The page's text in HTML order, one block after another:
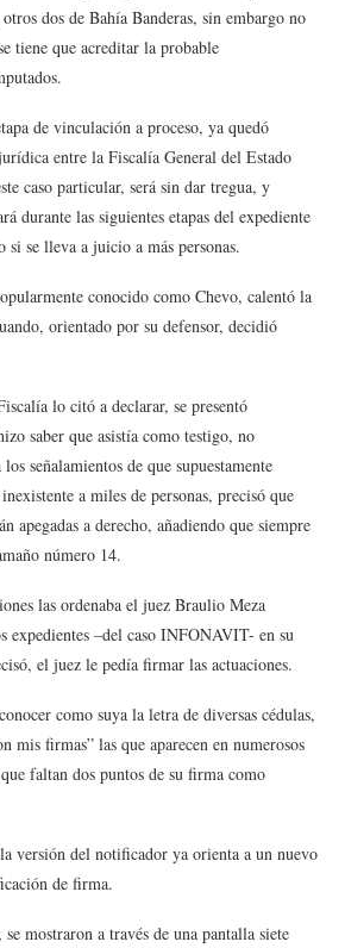
dos de Bahía Banderas, sin embargo no
tiene que acreditar la probable
de vinculación a proceso, ya quedó
entre la Fiscalía General del Estado
caso particular, será sin dar tregua, y
durante las siguientes etapas del expediente
si se lleva a juicio a más personas.
conocido como Chevo, calentó la
orientado por su defensor, decidió
lo citó a declarar, se presentó
saber que asistía como testigo, no
señalamientos de que supuestamente
a miles de personas, precisó que
apegadas a derecho, añadiendo que siempre
número 14.
las ordenaba el juez Braulio Meza
expedientes –del caso INFONAVIT- en su
el juez le pedía firmar las actuaciones.
como suya la letra de diversas cédulas,
mis firmas” las que aparecen en numerosos
faltan dos puntos de su firma como
versión del notificador ya orienta a un nuevo
de firma.
mostraron a través de una pantalla siete